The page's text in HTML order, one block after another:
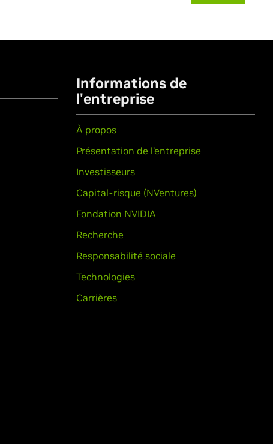
Informations de
l'entreprise
À propos
Présentation de l’entreprise
Investisseurs
Capital-risque (NVentures)
Fondation NVIDIA
Recherche
Responsabilité sociale
Technologies
Carrières